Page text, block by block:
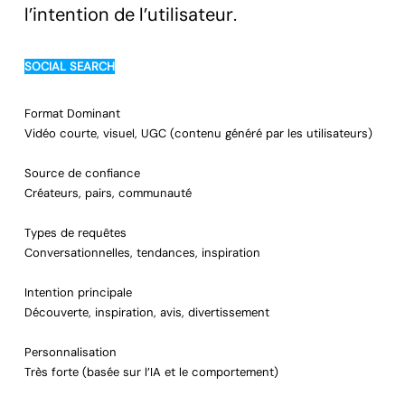
l’intention de l’utilisateur.
SOCIAL SEARCH
Format Dominant
Vidéo courte, visuel, UGC (contenu généré par les utilisateurs)
Source de confiance
Créateurs, pairs, communauté
Types de requêtes
Conversationnelles, tendances, inspiration
Intention principale
Découverte, inspiration, avis, divertissement
Personnalisation
Très forte (basée sur l’IA et le comportement)